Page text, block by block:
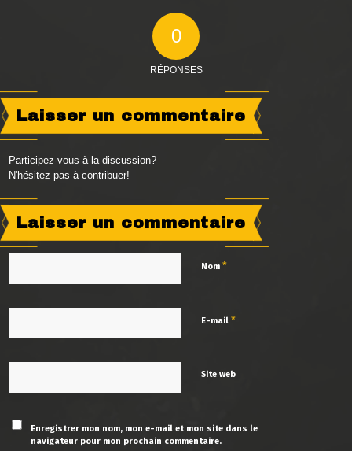
0
RÉPONSES
Laisser un commentaire
Participez-vous à la discussion?
N'hésitez pas à contribuer!
Laisser un commentaire
Nom*
E-mail*
Site web
Enregistrer mon nom, mon e-mail et mon site dans le
navigateur pour mon prochain commentaire.